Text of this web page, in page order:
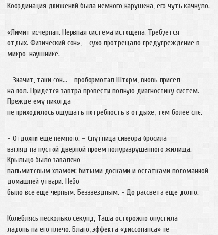
Координация движений была немного нарушена, его чуть качнуло.
«Лимит исчерпан. Нервная система истощена. Требуется
отдых. Физический сон», - сухо протрещало предупреждение в
микро-наушнике.
- Значит, таки сон… - пробормотал Шторм, вновь присел
на пол. Придется завтра провести полную диагностику систем.
Прежде ему никогда
не приходилось ощущать потребность в отдыхе, тем более сне.
- Отдохни еще немного. – Спутница сивеора бросила
взгляд на пустой дверной проем полуразрушенного жилища.
Крыльцо было завалено
пальмитовым хламом: битыми досками и остатками поломанной
домашней утвари. Небо
было все еще черным. Беззвездным. - До рассвета еще долго.
Колеблясь несколько секунд, Таша осторожно опустила
ладонь на его плечо. Благо, эффекта «диссонанса» не